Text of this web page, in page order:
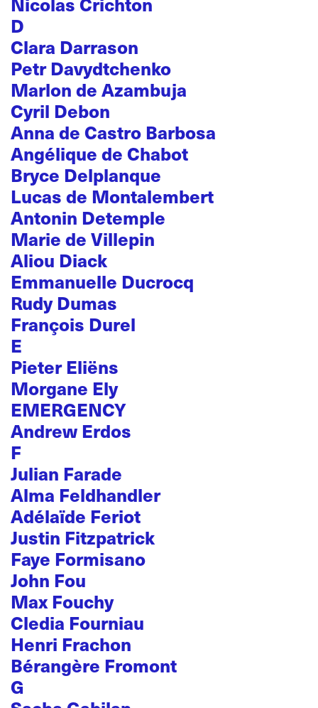
D
Clara Darrason
Petr Davydtchenko
Marlon de Azambuja
Cyril Debon
Anna de Castro Barbosa
Angélique de Chabot
Bryce Delplanque
Lucas de Montalembert
Antonin Detemple
Marie de Villepin
Aliou Diack
Emmanuelle Ducrocq
Rudy Dumas
François Durel
E
Pieter Eliëns
Morgane Ely
EMERGENCY
Andrew Erdos
F
Julian Farade
Alma Feldhandler
Adélaïde Feriot
Justin Fitzpatrick
Faye Formisano
John Fou
Max Fouchy
Cledia Fourniau
Henri Frachon
Bérangère Fromont
G